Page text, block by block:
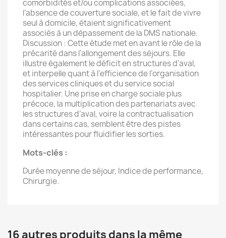
comorbidités et/ou complications associées,
l’absence de couverture sociale, et le fait de vivre
seul à domicile, étaient significativement
associés à un dépassement de la DMS nationale.
Discussion : Cette étude met en avant le rôle de la
précarité dans l’allongement des séjours. Elle
illustre également le déficit en structures d’aval,
et interpelle quant à l’efficience de l’organisation
des services cliniques et du service social
hospitalier. Une prise en charge sociale plus
précoce, la multiplication des partenariats avec
les structures d’aval, voire la contractualisation
dans certains cas, semblent être des pistes
intéressantes pour fluidifier les sorties.
Mots-clés :
Durée moyenne de séjour, Indice de performance,
Chirurgie.
16 autres produits dans la même